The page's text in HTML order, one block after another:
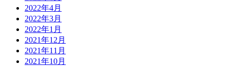
2022年4月
2022年3月
2022年1月
2021年12月
2021年11月
2021年10月